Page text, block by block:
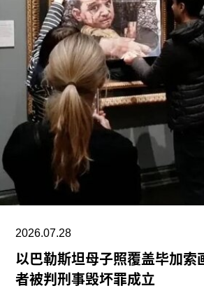
福蒂于1935年3月25日出生于意
个犹太家庭。三年后，当法西斯
里尼（Benito Mussolini）开始剥
公民身份时，福蒂全家逃往美国
矶。她曾进入俄勒冈州波特兰的
College）就读，但中途退学，并
念艺术家罗伯特·莫里斯（Robert
山。在那里，她先后于哈尔普林-
（Halprin-Lathrop School）和马
（Dance Workshop of
2026.07.28
以巴勒斯坦母子照覆盖毕加索
者被判刑事毁坏罪成立